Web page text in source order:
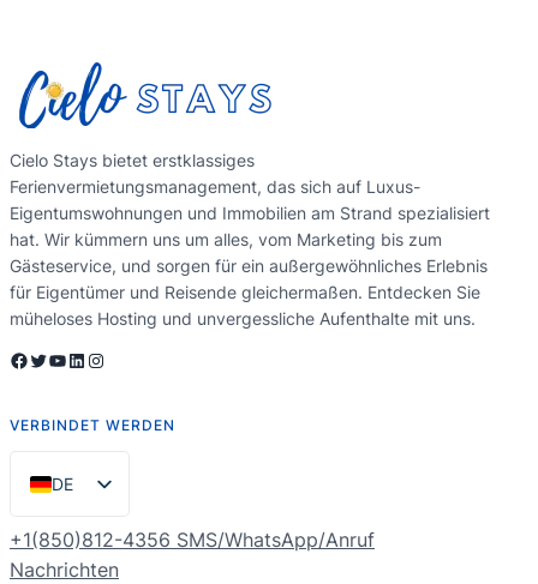
Cielo Stays bietet erstklassiges
Ferienvermietungsmanagement, das sich auf Luxus-
Eigentumswohnungen und Immobilien am Strand spezialisiert
hat. Wir kümmern uns um alles, vom Marketing bis zum
Gästeservice, und sorgen für ein außergewöhnliches Erlebnis
für Eigentümer und Reisende gleichermaßen. Entdecken Sie
müheloses Hosting und unvergessliche Aufenthalte mit uns.
Facebook Twitter YouTube LinkedIn Instagram
VERBINDET WERDEN
DE
EN
ES
+1(850)812-4356 SMS/WhatsApp/Anruf
Nachrichten